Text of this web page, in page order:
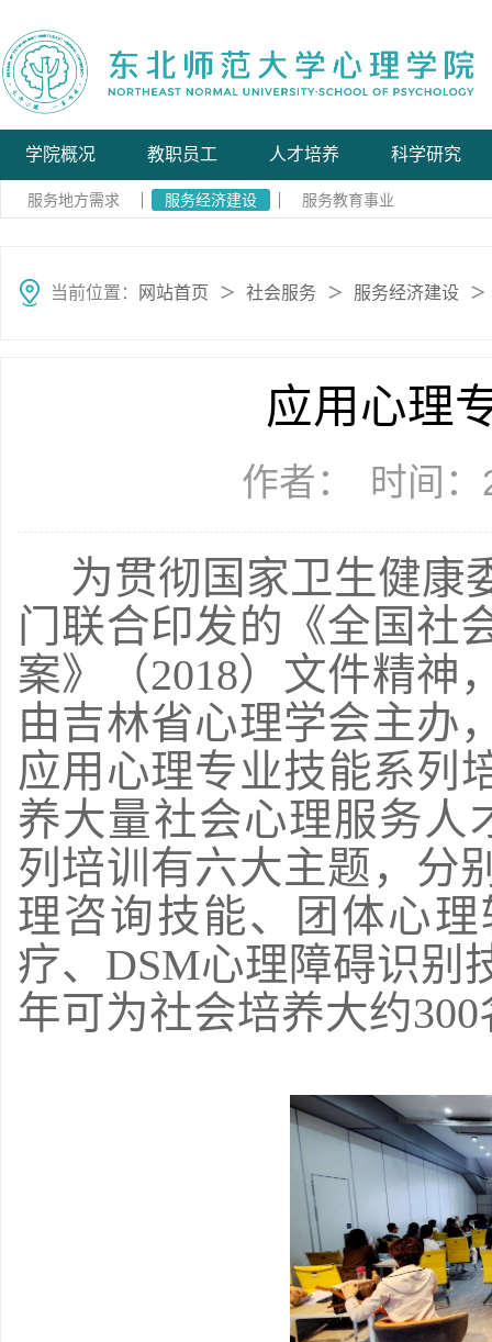
学院概况 教职员工 人才培养 科学研究
服务地方需求 服务经济建设 服务教育事业
当前位置： 网站首页 ＞ 社会服务 ＞ 服务经济建设 ＞
应用心理
作者： 时间
为贯彻国家卫生健康
门联合印发的《全国社
案》（2018）文件精神
由吉林省心理学会主办
应用心理专业技能系列
养大量社会心理服务
列培训有六大主题，分
理咨询技能、团体心
疗、DSM心理障碍识别
年可为社会培养大约